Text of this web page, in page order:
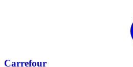
Carrefour